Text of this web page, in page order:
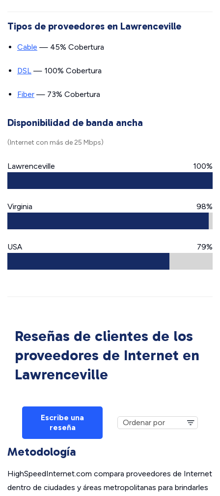
Tipos de proveedores en Lawrenceville
Cable — 45% Cobertura
DSL — 100% Cobertura
Fiber — 73% Cobertura
Disponibilidad de banda ancha
(Internet con más de 25 Mbps)
Lawrenceville 100%
Virginia 98%
USA 79%
Reseñas de clientes de los
proveedores de Internet en
Lawrenceville
Escribe una
reseña
Metodología
HighSpeedInternet.com compara proveedores de Internet
dentro de ciudades y áreas metropolitanas para brindarles